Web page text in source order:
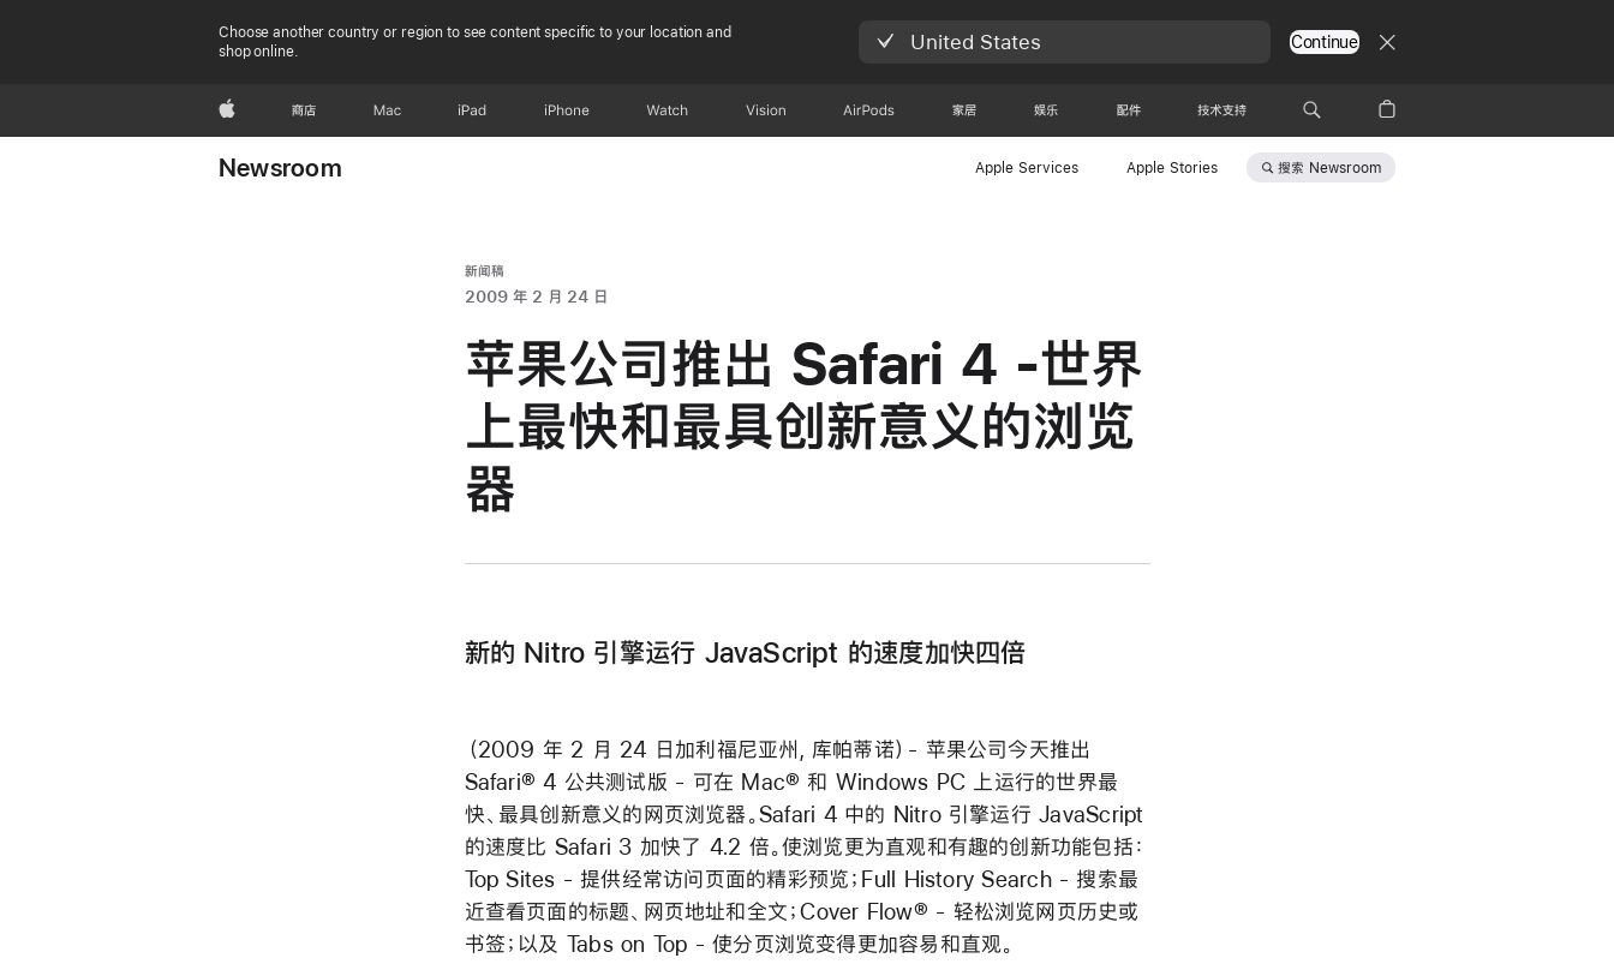
Choose another country or region to see content specific to your location and
shop online.
United States Continue
Apple 商店 Mac iPad iPhone Watch Vision AirPods 家居 娱乐 配件 技术支持
Newsroom Apple Services Apple Stories 搜索 Newsroom
新闻稿
2009 年 2 月 24 日
苹果公司推出 Safari 4 -世界
上最快和最具创新意义的浏览
器
新的 Nitro 引擎运行 JavaScript 的速度加快四倍
（2009 年 2 月 24 日加利福尼亚州, 库帕蒂诺）- 苹果公司今天推出
Safari® 4 公共测试版 - 可在 Mac® 和 Windows PC 上运行的世界最
快、最具创新意义的网页浏览器。Safari 4 中的 Nitro 引擎运行 JavaScript
的速度比 Safari 3 加快了 4.2 倍。使浏览更为直观和有趣的创新功能包括：
Top Sites - 提供经常访问页面的精彩预览；Full History Search - 搜索最
近查看页面的标题、网页地址和全文；Cover Flow® - 轻松浏览网页历史或
书签；以及 Tabs on Top - 使分页浏览变得更加容易和直观。